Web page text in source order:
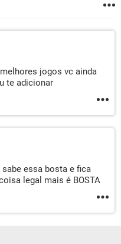
jogos vc ainda
te adicionar
essa bosta e fica
legal mais é BOSTA